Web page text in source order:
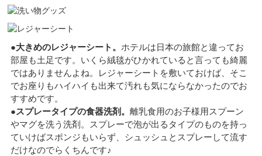
●大きめのレジャーシート。 ホテルは日本の旅館と違ってお
部屋も土足です。いくら絨毯がひかれていると言っても綺麗
ではありませんよね。レジャーシートを敷いておけば、そこ
でお座りもハイハイも出来て汚れも気にならなかったのでお
すすめです。
●スプレータイプの食器洗剤。離乳食用のお子様用スプーン
やマグを洗う洗剤。スプレーで泡が出るタイプのものを持っ
ていけばスポンジもいらず、シュッシュとスプレーして流す
だけなのでらくちんです♪